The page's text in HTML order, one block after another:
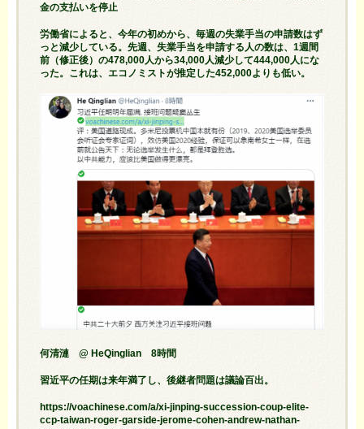
金の支払いを停止
労働省によると、今年の初めから、毎週の失業手当の申請数はず
っと減少している。先週、失業手当を申請する人の数は、1週間
前（修正後）の478,000人から34,000人減少して444,000人にな
った。これは、エコノミストが推定した452,000よりも低い。
何清漣 @ HeQinglian 8時間
習近平の任期は来年満了し、後継者問題は議論百出。
https://voachinese.com/a/xi-jinping-succession-coup-elite-
ccp-taiwan-roger-garside-jerome-cohen-andrew-nathan-